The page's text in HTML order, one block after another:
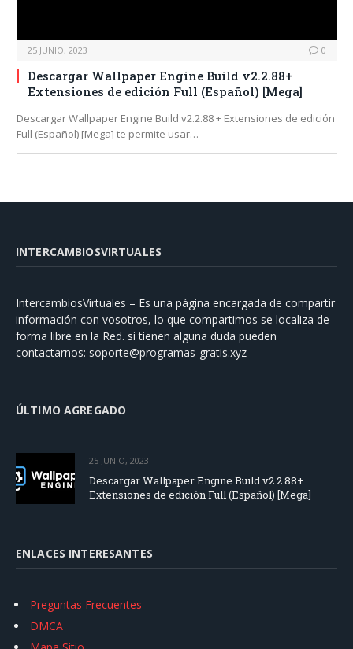
25 JUNIO, 2023 0
Descargar Wallpaper Engine Build v2.2.88+
Extensiones de edición Full (Español) [Mega]
Descargar Wallpaper Engine Build v2.2.88 + Extensiones de edición
Full (Español) [Mega] te permite usar…
INTERCAMBIOSVIRTUALES
IntercambiosVirtuales – Es una página encargada de compartir
información con vosotros, lo que compartimos se localiza de
forma libre en la Red. si tienen alguna duda pueden
contactarnos: soporte@programas-gratis.xyz
ÚLTIMO AGREGADO
25 JUNIO, 2023
Descargar Wallpaper Engine Build v2.2.88+
Extensiones de edición Full (Español) [Mega]
ENLACES INTERESANTES
Preguntas Frecuentes
DMCA